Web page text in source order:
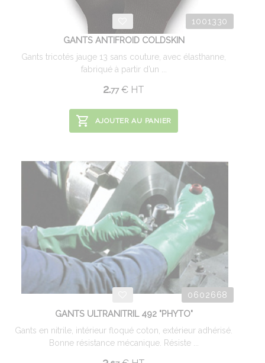
1001330
GANTS ANTIFROID COLDSKIN
Gants tricotés jauge 13 sans couture, avec élasthanne,
fabriqué à partir d’un ...
2.77 € HT
AJOUTER AU PANIER
0602668
GANTS ULTRANITRIL 492 "PHYTO"
Gants en nitrile, intérieur floqué coton, extérieur adhérisé.
Bonne résistance mécanique. Résiste ...